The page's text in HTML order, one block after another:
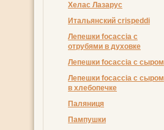
Хелас Лазарус
Итальянский crispeddi
Лепешки focaccia с
отрубями в духовке
Лепешки focaccia с сыром
Лепешки focaccia с сыром
в хлебопечке
Пaляниця
Пампушки